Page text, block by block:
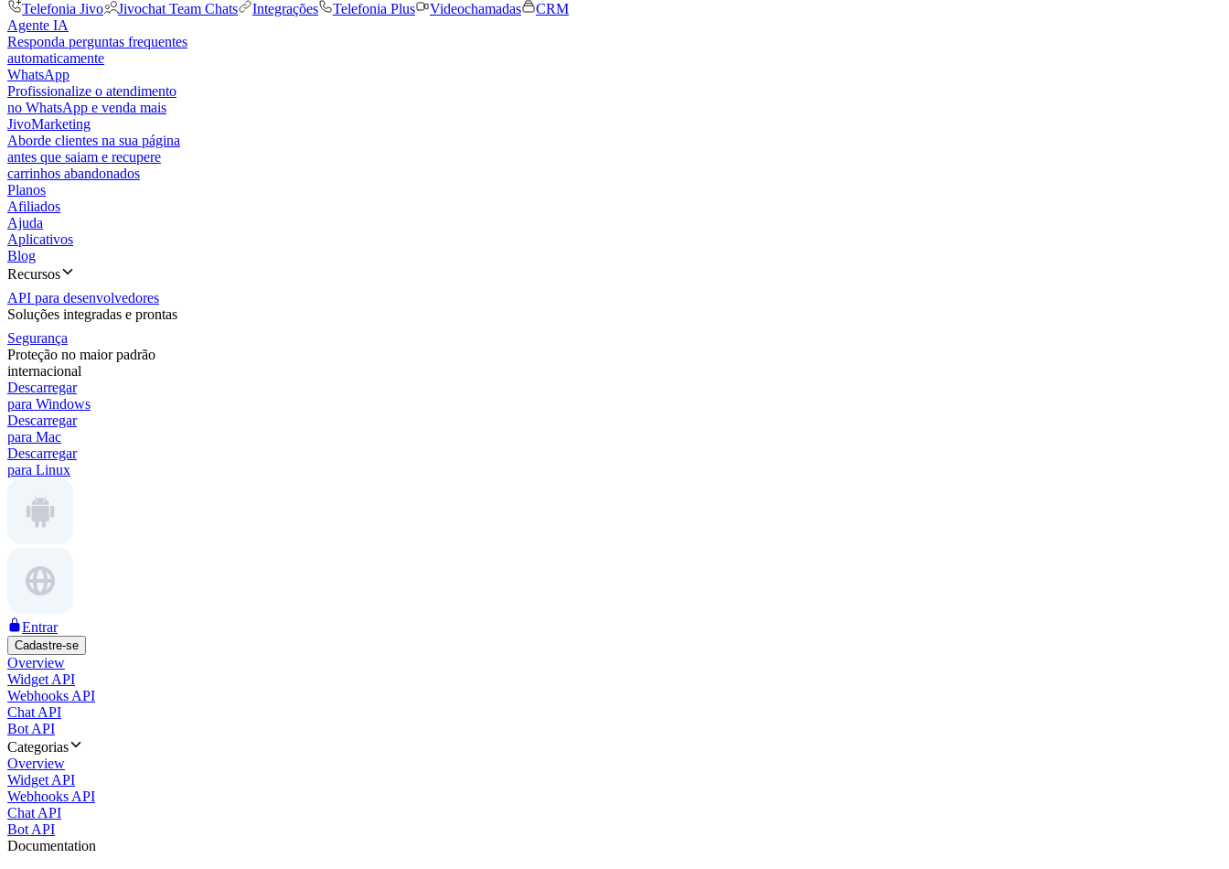
Telefonia Jivo
Jivochat Team Chats Integrações Telefonia Plus Videochamadas
CRM
Agente IA
Responda perguntas frequentes
automaticamente
WhatsApp
Profissionalize o atendimento
no WhatsApp e venda mais
JivoMarketing
Aborde clientes na sua página
antes que saiam e recupere
carrinhos abandonados
Planos
Afiliados
Ajuda
Aplicativos
Blog
Recursos
API para desenvolvedores
Soluções integradas e prontas
Segurança
Proteção no maior padrão
internacional
Descarregar
para Windows
Descarregar
para Mac
Descarregar
para Linux
Entrar
Cadastre-se
Overview
Widget API
Webhooks API
Chat API
Bot API
Categorias
Overview
Widget API
Webhooks API
Chat API
Bot API
Documentation